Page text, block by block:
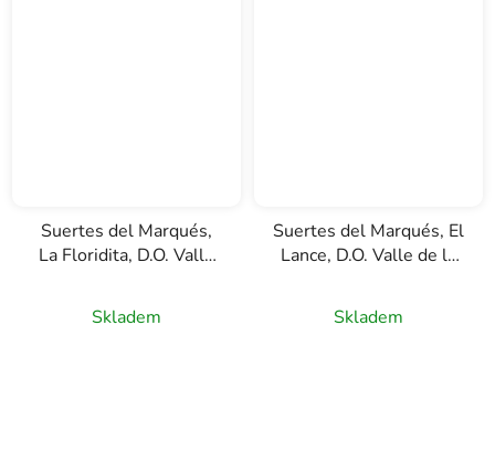
Suertes del Marqués,
La Floridita, D.O. Valle
víno, 0,75l
Skladem
Suertes del Marqués, El
Lance, D.O. Valle de la
0,75l
Skladem